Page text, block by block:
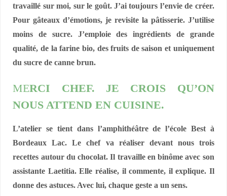
travaillé sur moi, sur le goût. J’ai toujours l’envie de créer.
Pour gâteaux d’émotions, je revisite la pâtisserie. J’utilise
moins de sucre. J’emploie des ingrédients de grande
qualité, de la farine bio, des fruits de saison et uniquement
du sucre de canne brun.
MERCI CHEF. JE CROIS QU’ON
NOUS ATTEND EN CUISINE.
L’atelier se tient dans l’amphithéâtre de l’école Best à
Bordeaux Lac. Le chef va réaliser devant nous trois
recettes autour du chocolat. Il travaille en binôme avec son
assistante Laetitia. Elle réalise, il commente, il explique. Il
donne des astuces. Avec lui, chaque geste a un sens.